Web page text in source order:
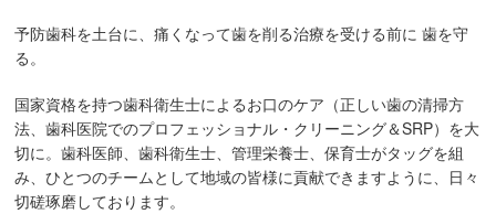
予防歯科を土台に、痛くなって歯を削る治療を受ける前に 歯を守
る。
国家資格を持つ歯科衛生士によるお口のケア（正しい歯の清掃方
法、歯科医院でのプロフェッショナル・クリーニング＆SRP）を大
切に。歯科医師、歯科衛生士、管理栄養士、保育士がタッグを組
み、ひとつのチームとして地域の皆様に貢献できますように、日々
切磋琢磨しております。